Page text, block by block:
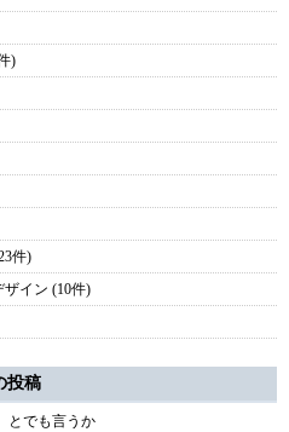
)
件)
イン (10件)
投稿
とでも言うか